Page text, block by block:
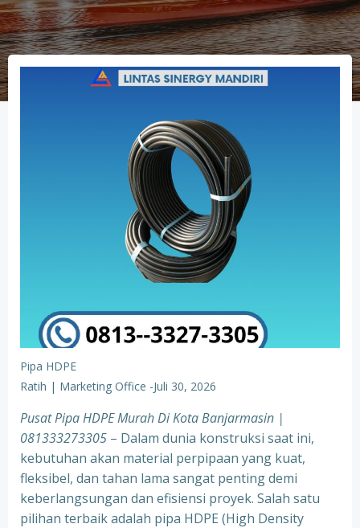
Pipa HDPE
Ratih | Marketing Office -Juli 30, 2026
Pusat Pipa HDPE Murah Di Kota Banjarmasin |
081333273305 – Dalam dunia konstruksi saat ini,
kebutuhan akan material perpipaan yang kuat,
fleksibel, dan tahan lama sangat penting demi
keberlangsungan dan efisiensi proyek. Salah satu
pilihan terbaik adalah pipa HDPE (High Density